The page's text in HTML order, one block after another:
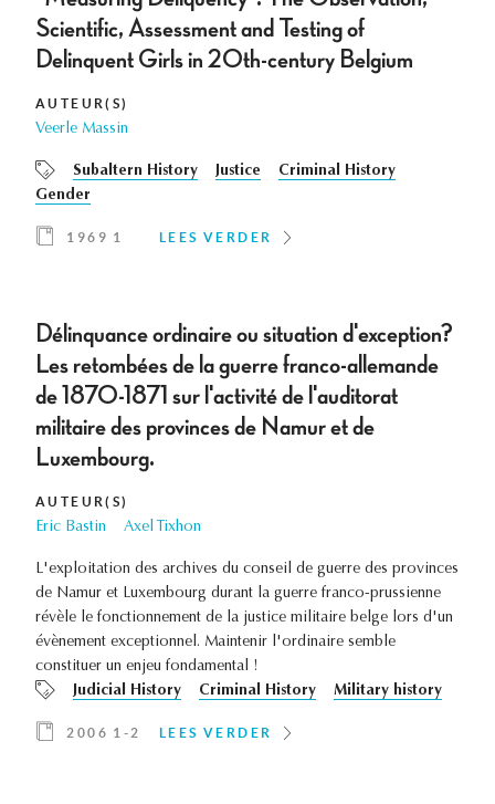
Scientific, Assessment and Testing of
Delinquent Girls in 20th-century Belgium
AUTEUR(S)
Veerle Massin
Subaltern History Justice
Criminal History
Gender
1969 1 LEES VERDER
Délinquance ordinaire ou situation d'exception?
Les retombées de la guerre franco-allemande
de 1870-1871 sur l'activité de l'auditorat
militaire des provinces de Namur et de
Luxembourg.
AUTEUR(S)
Eric Bastin Axel Tixhon
L'exploitation des archives du conseil de guerre des provinces
de Namur et Luxembourg durant la guerre franco-prussienne
révèle le fonctionnement de la justice militaire belge lors d'un
évènement exceptionnel. Maintenir l'ordinaire semble
constituer un enjeu fondamental !
Judicial History
Criminal History Military history
2006 1-2 LEES VERDER